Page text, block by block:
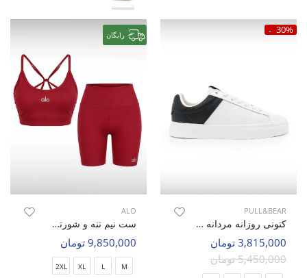
30%
PULL&BEAR
کتونی روزانه مردانه پول اند بیر Urban Step M
3,815,000 تومان
5,450,000 تومان
رایگان
ALO
ست نیم تنه و شورتک ورزشی زنانه الو Alo Cozy Fit W
9,850,000 تومان
M
L
XL
2XL